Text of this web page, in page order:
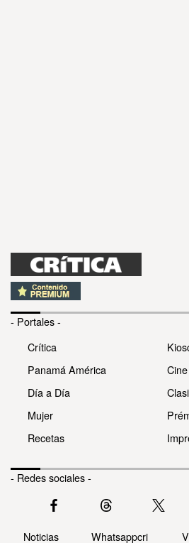
- Portales -
Crítica
Panamá América
Día a Día
Mujer
Recetas
Cine
- Redes sociales -
Noticias Whatsappcri